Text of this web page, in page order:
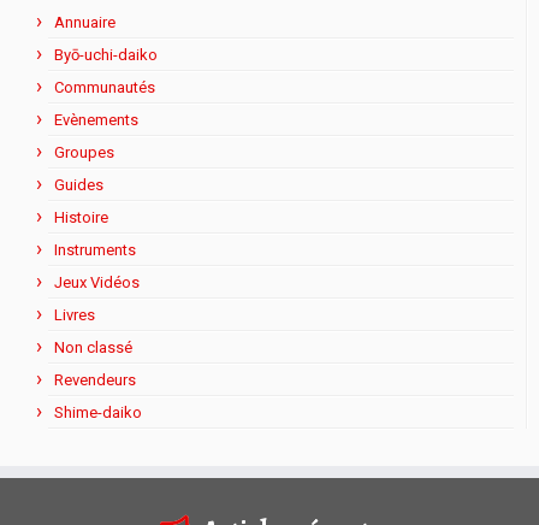
Annuaire
Byō-uchi-daiko
Communautés
Evènements
Groupes
Guides
Histoire
Instruments
Jeux Vidéos
Livres
Non classé
Revendeurs
Shime-daiko